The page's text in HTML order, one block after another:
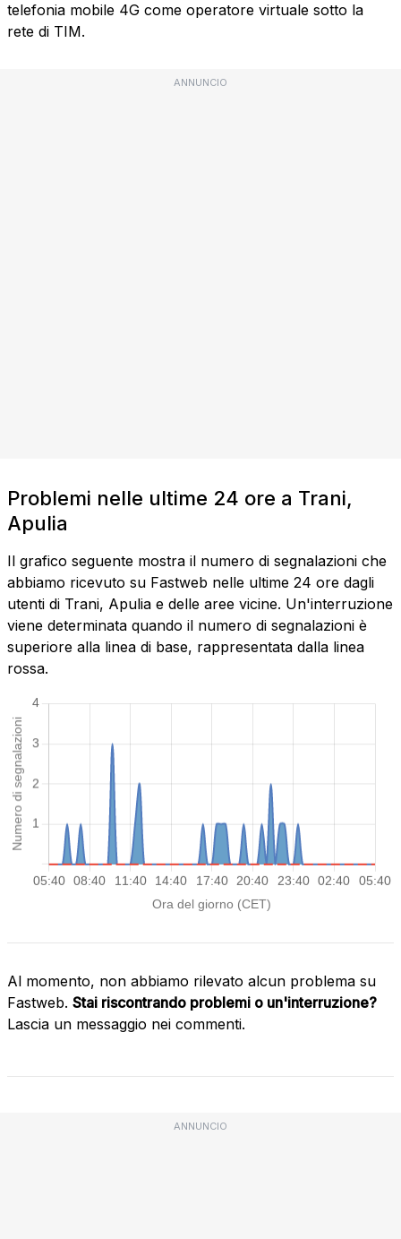
telefonia mobile 4G come operatore virtuale sotto la
rete di TIM.
ANNUNCIO
Problemi nelle ultime 24 ore a Trani,
Apulia
Il grafico seguente mostra il numero di segnalazioni che
abbiamo ricevuto su Fastweb nelle ultime 24 ore dagli
utenti di Trani, Apulia e delle aree vicine. Un'interruzione
viene determinata quando il numero di segnalazioni è
superiore alla linea di base, rappresentata dalla linea
rossa.
Al momento, non abbiamo rilevato alcun problema su
Fastweb. Stai riscontrando problemi o un'interruzione?
Lascia un messaggio nei commenti.
ANNUNCIO